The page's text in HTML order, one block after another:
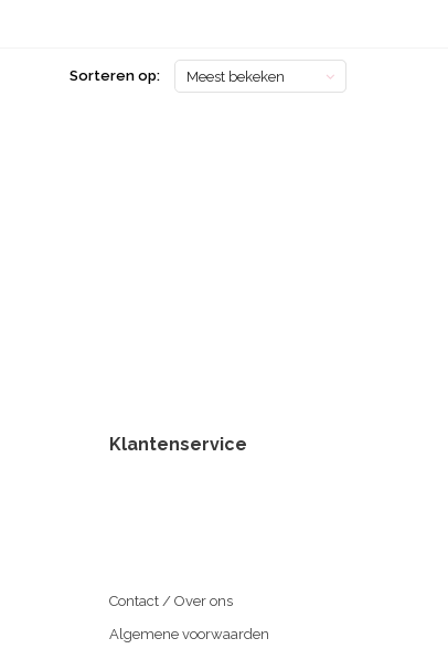
Sorteren op: Meest bekeken
Klantenservice
Contact / Over ons
Algemene voorwaarden